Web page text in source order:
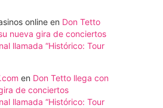
online en Don Tetto
nueva gira de conciertos
llamada “Histórico: Tour
en Don Tetto llega con
de conciertos
llamada “Histórico: Tour